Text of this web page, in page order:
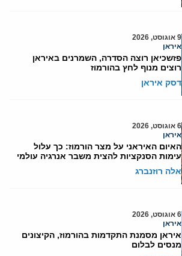
9 אוגוסט, 2026
איראן
פזשכיאן רוצה הסדרה, השמרנים באיראן
רוצים מנוף לחץ בהורמוז
דסק איראן
6 אוגוסט, 2026
איראן
האיום האיראני על מצר הורמוז: כך עלול
עימות הסנקציות להצית משבר אנרגיה עולמי
אלה רוזנברג
6 אוגוסט, 2026
איראן
איראן מסמנת התקדמות בהורמוז, הקיצונים
מנסים לבלום